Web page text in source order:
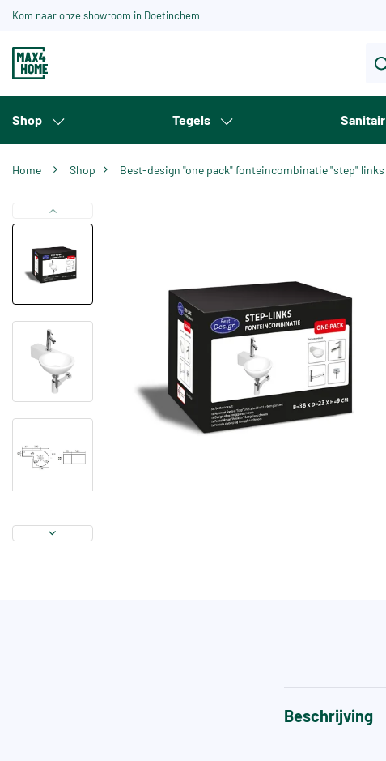
Kom naar onze showroom in Doetinchem
Shop Tegels Sanitair
Home Shop Best-design "one pack" fonteincombinatie "step" links
Beschrijving